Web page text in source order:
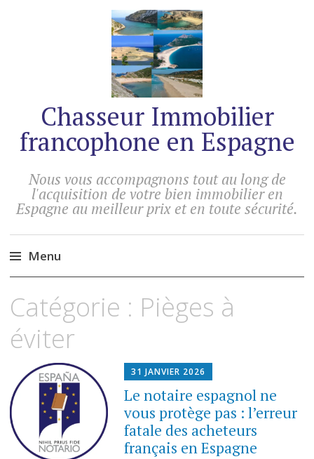
Chasseur Immobilier
francophone en Espagne
Nous vous accompagnons tout au long de
l'acquisition de votre bien immobilier en
Espagne au meilleur prix et en toute sécurité.
Menu
au
Catégorie : Pièges à
éviter
31 JANVIER 2026
Le notaire espagnol ne
vous protège pas : l’erreur
fatale des acheteurs
français en Espagne